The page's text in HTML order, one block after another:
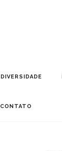
DIVERSIDADE
CONTATO